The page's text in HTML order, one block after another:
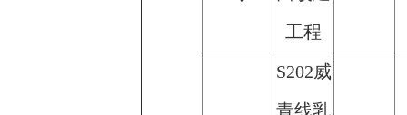
工程
S202威
青线乳